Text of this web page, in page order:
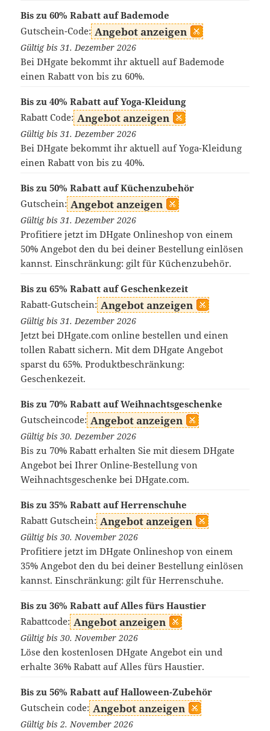
Bis zu 60% Rabatt auf Bademode
Gutschein-Code: Angebot anzeigen
Gültig bis 31. Dezember 2026
Bei DHgate bekommt ihr aktuell auf Bademode
einen Rabatt von bis zu 60%.
Bis zu 40% Rabatt auf Yoga-Kleidung
Rabatt Code: Angebot anzeigen
Gültig bis 31. Dezember 2026
Bei DHgate bekommt ihr aktuell auf Yoga-Kleidung
einen Rabatt von bis zu 40%.
Bis zu 50% Rabatt auf Küchenzubehör
Gutschein: Angebot anzeigen
Gültig bis 31. Dezember 2026
Profitiere jetzt im DHgate Onlineshop von einem
50% Angebot den du bei deiner Bestellung einlösen
kannst. Einschränkung: gilt für Küchenzubehör.
Bis zu 65% Rabatt auf Geschenkezeit
Rabatt-Gutschein: Angebot anzeigen
Gültig bis 31. Dezember 2026
Jetzt bei DHgate.com online bestellen und einen
tollen Rabatt sichern. Mit dem DHgate Angebot
sparst du 65%. Produktbeschränkung:
Geschenkezeit.
Bis zu 70% Rabatt auf Weihnachtsgeschenke
Gutscheincode: Angebot anzeigen
Gültig bis 30. Dezember 2026
Bis zu 70% Rabatt erhalten Sie mit diesem DHgate
Angebot bei Ihrer Online-Bestellung von
Weihnachtsgeschenke bei DHgate.com.
Bis zu 35% Rabatt auf Herrenschuhe
Rabatt Gutschein: Angebot anzeigen
Gültig bis 30. November 2026
Profitiere jetzt im DHgate Onlineshop von einem
35% Angebot den du bei deiner Bestellung einlösen
kannst. Einschränkung: gilt für Herrenschuhe.
Bis zu 36% Rabatt auf Alles fürs Haustier
Rabattcode: Angebot anzeigen
Gültig bis 30. November 2026
Löse den kostenlosen DHgate Angebot ein und
erhalte 36% Rabatt auf Alles fürs Haustier.
Bis zu 56% Rabatt auf Halloween-Zubehör
Gutschein code: Angebot anzeigen
Gültig bis 2. November 2026